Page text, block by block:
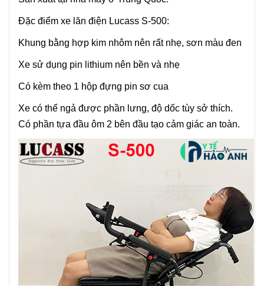
Đặc điểm xe lăn điện Lucass S-500:
Khung bằng hợp kim nhôm nên rất nhẹ, sơn màu đen
Xe sử dụng pin lithium nên bền và nhẹ
Có kèm theo 1 hộp đựng pin sơ cua
Xe có thể ngả được phần lưng, độ dốc tùy sở thích.
Có phần tựa đầu ôm 2 bên đầu tạo cảm giác an toàn.